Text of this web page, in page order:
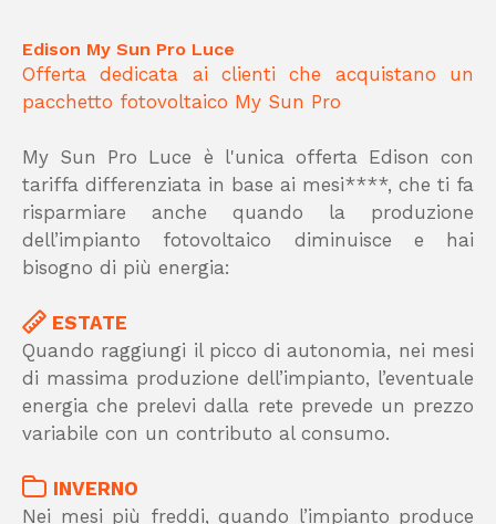
Edison My Sun Pro Luce
Offerta dedicata ai clienti che acquistano un
pacchetto fotovoltaico My Sun Pro
My Sun Pro Luce è l'unica offerta Edison con
tariffa differenziata in base ai mesi****, che ti fa
risparmiare anche quando la produzione
dell’impianto fotovoltaico diminuisce e hai
bisogno di più energia:
ESTATE
Quando raggiungi il picco di autonomia, nei mesi
di massima produzione dell’impianto, l’eventuale
energia che prelevi dalla rete prevede un prezzo
variabile con un contributo al consumo.
INVERNO
Nei mesi più freddi, quando l’impianto produce